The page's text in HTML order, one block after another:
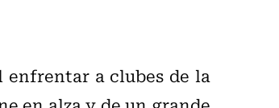
enfrentar a clubes de la